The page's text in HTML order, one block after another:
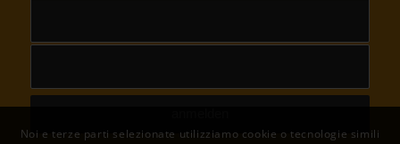
Noi e terze parti selezionate utilizziamo cookie o tecnologie simili